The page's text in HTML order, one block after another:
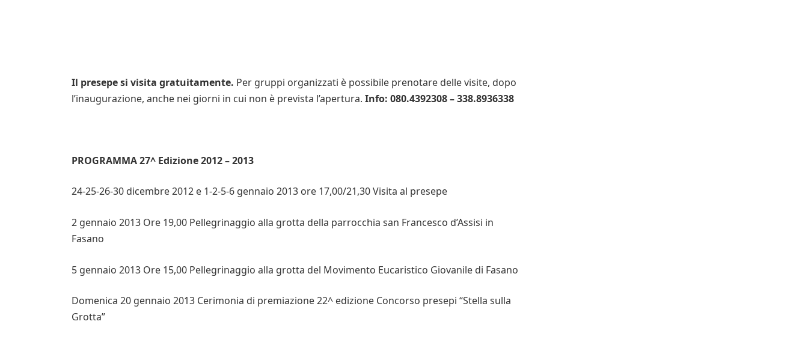
Il presepe si visita gratuitamente. Per gruppi organizzati è possibile prenotare delle visite, dopo
l’inaugurazione, anche nei giorni in cui non è prevista l’apertura. Info: 080.4392308 – 338.8936338
PROGRAMMA 27^ Edizione 2012 – 2013
24-25-26-30 dicembre 2012 e 1-2-5-6 gennaio 2013 ore 17,00/21,30 Visita al presepe
2 gennaio 2013 Ore 19,00 Pellegrinaggio alla grotta della parrocchia san Francesco d’Assisi in
Fasano
5 gennaio 2013 Ore 15,00 Pellegrinaggio alla grotta del Movimento Eucaristico Giovanile di Fasano
Domenica 20 gennaio 2013 Cerimonia di premiazione 22^ edizione Concorso presepi “Stella sulla
Grotta”